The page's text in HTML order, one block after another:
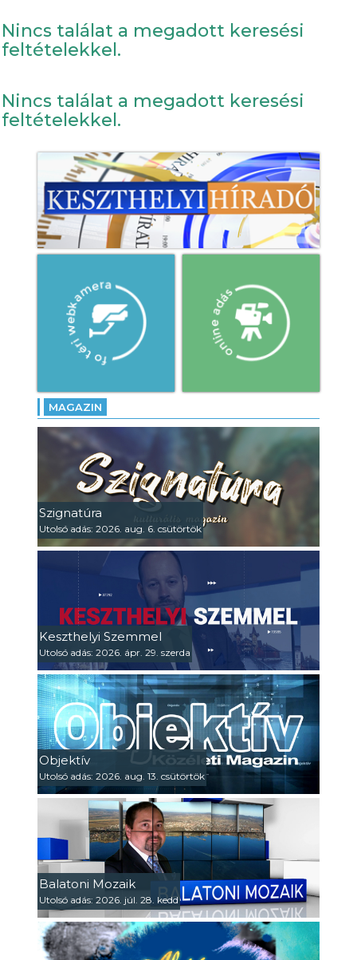
Nincs találat a megadott keresési
feltételekkel.
Nincs találat a megadott keresési
feltételekkel.
MAGAZIN
Szignatúra
Utolsó adás: 2026. aug. 6. csütörtök
Keszthelyi Szemmel
Utolsó adás: 2026. ápr. 29. szerda
Objektív
Utolsó adás: 2026. aug. 13. csütörtök
Balatoni Mozaik
Utolsó adás: 2026. júl. 28. kedd